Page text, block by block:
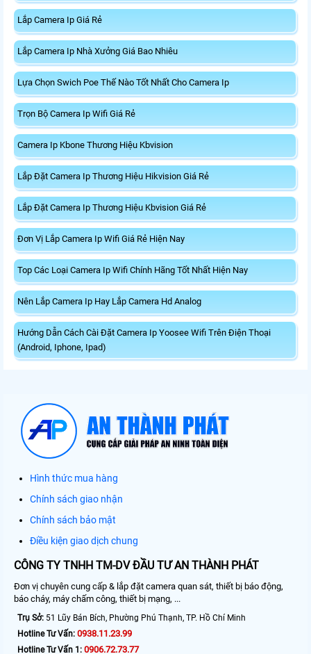
Lắp Camera Ip Giá Rẻ
Lắp Camera Ip Nhà Xưởng Giá Bao Nhiêu
Lựa Chọn Swich Poe Thế Nào Tốt Nhất Cho Camera Ip
Trọn Bộ Camera Ip Wifi Giá Rẻ
Camera Ip Kbone Thương Hiệu Kbvision
Lắp Đặt Camera Ip Thương Hiệu Hikvision Giá Rẻ
Lắp Đặt Camera Ip Thương Hiệu Kbvision Giá Rẻ
Đơn Vị Lắp Camera Ip Wifi Giá Rẻ Hiện Nay
Top Các Loại Camera Ip Wifi Chính Hãng Tốt Nhất Hiện Nay
Nên Lắp Camera Ip Hay Lắp Camera Hd Analog
Hướng Dẫn Cách Cài Đặt Camera Ip Yoosee Wifi Trên Điện Thoại
(Android, Iphone, Ipad)
Hình thức mua hàng
Chính sách giao nhận
Chính sách bảo mật
Điều kiện giao dịch chung
CÔNG TY TNHH TM-DV ĐẦU TƯ AN THÀNH PHÁT
Đơn vị chuyên cung cấp & lắp đặt camera quan sát, thiết bị báo động,
báo cháy, máy chấm công, thiết bị mạng, ...
Trụ Sở: 51 Lũy Bán Bích, Phường Phú Thạnh, TP. Hồ Chí Minh
Hotline Tư Vấn: 0938.11.23.99
Hotline Tư Vấn 1: 0906.72.73.77